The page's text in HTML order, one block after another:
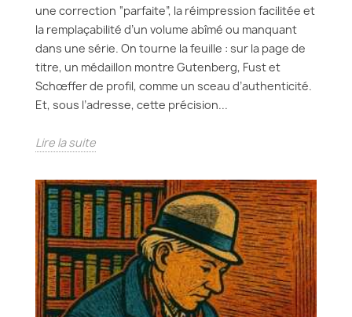
une correction “parfaite”, la réimpression facilitée et
la remplaçabilité d’un volume abîmé ou manquant
dans une série. On tourne la feuille : sur la page de
titre, un médaillon montre Gutenberg, Fust et
Schœffer de profil, comme un sceau d’authenticité.
Et, sous l’adresse, cette précision...
Lire la suite